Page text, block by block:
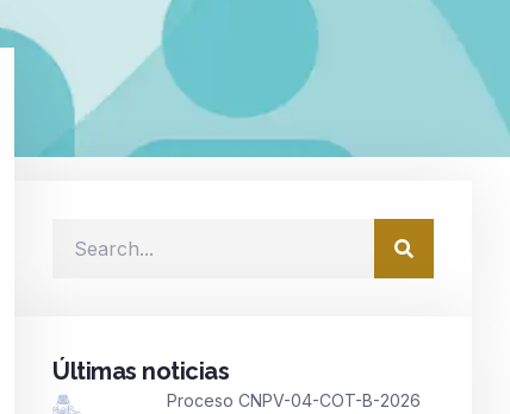
Últimas noticias
Proceso CNPV-04-COT-B-2026